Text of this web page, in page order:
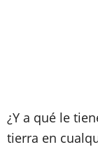
¿Y a qué le
tierra en